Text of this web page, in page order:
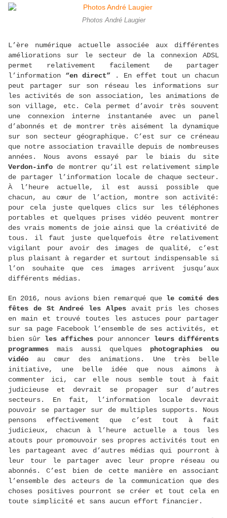
Photos André Laugier
L’ère numérique actuelle associée aux différentes
améliorations sur le secteur de la connexion ADSL
permet relativement facilement de partager
l’information “en direct” . En effet tout un chacun
peut partager sur son réseau les informations sur
les activités de son association, les animations de
son village, etc. Cela permet d’avoir très souvent
une connexion interne instantanée avec un panel
d’abonnés et de montrer très aisément la dynamique
sur son secteur géographique. C’est sur ce créneau
que notre association travaille depuis de nombreuses
années. Nous avons essayé par le biais du site
Verdon-info de montrer qu’il est relativement simple
de partager l’information locale de chaque secteur.
À l’heure actuelle, il est aussi possible que
chacun, au cœur de l’action, montre son activité:
pour cela juste quelques clics sur les téléphones
portables et quelques prises vidéo peuvent montrer
des vrais moments de joie ainsi que la créativité de
tous. il faut juste quelquefois être relativement
vigilant pour avoir des images de qualité, c’est
plus plaisant à regarder et surtout indispensable si
l’on souhaite que ces images arrivent jusqu’aux
différents médias.
En 2016, nous avions bien remarqué que le comité des
fêtes de St Andreé les Alpesavait pris les choses
en main et trouvé toutes les astuces pour partager
sur sa page Facebook l’ensemble de ses activités, et
bien sûr les affiches pour annoncer leurs différents
programmes mais aussi quelques photographies ou
vidéo au cœur des animations. Une très belle
initiative, une belle idée que nous aimons à
commenter ici, car elle nous semble tout à fait
judicieuse et devrait se propager sur d’autres
secteurs. En fait, l’information locale devrait
pouvoir se partager sur de multiples supports. Nous
pensons effectivement que c’est tout à fait
judicieux, chacun à l’heure actuelle a tous les
atouts pour promouvoir ses propres activités tout en
les partageant avec d’autres médias qui pourront à
leur tour le partager avec leur propre réseau ou
abonnés. C’est bien de cette manière en associant
l’ensemble des acteurs de la communication que des
choses positives pourront se créer et tout cela en
toute simplicité et sans aucun effort financier.